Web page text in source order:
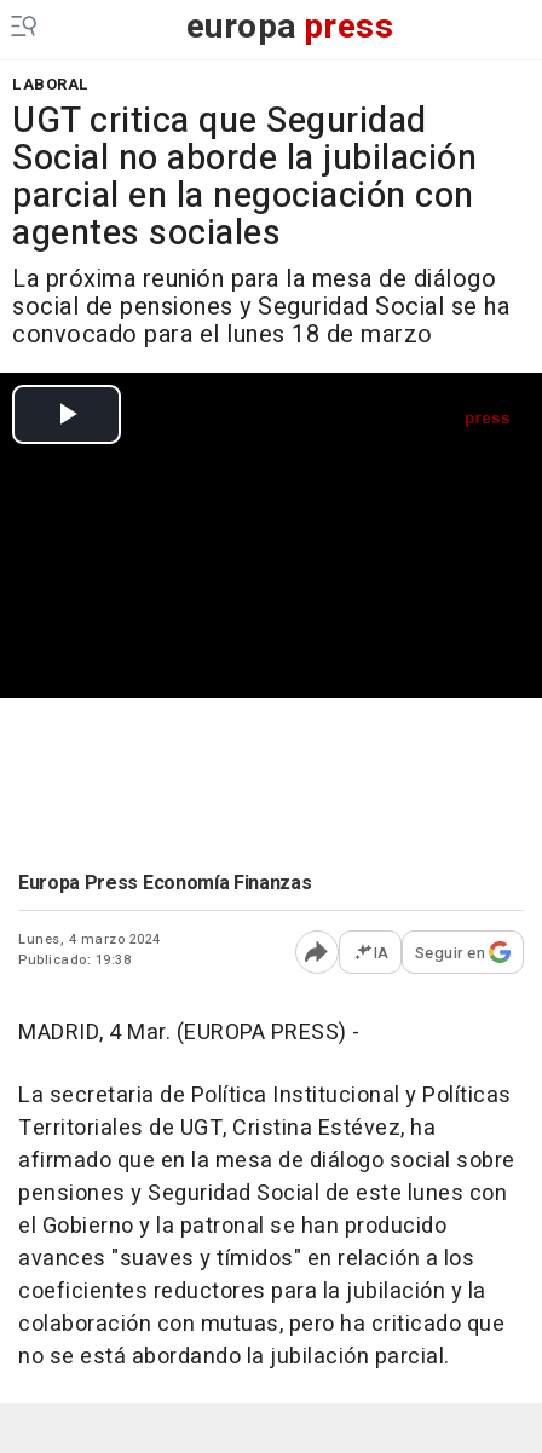
europa press
LABORAL
UGT critica que Seguridad
Social no aborde la jubilación
parcial en la negociación con
agentes sociales
La próxima reunión para la mesa de diálogo
social de pensiones y Seguridad Social se ha
convocado para el lunes 18 de marzo
Europa Press Economía Finanzas
Lunes, 4 marzo 2024
Publicado: 19:38
Abrir opciones para
IA Seguir en
MADRID, 4 Mar. (EUROPA PRESS) -
La secretaria de Política Institucional y Políticas
Territoriales de UGT, Cristina Estévez, ha
afirmado que en la mesa de diálogo social sobre
pensiones y Seguridad Social de este lunes con
el Gobierno y la patronal se han producido
avances "suaves y tímidos" en relación a los
coeficientes reductores para la jubilación y la
colaboración con mutuas, pero ha criticado que
no se está abordando la jubilación parcial.